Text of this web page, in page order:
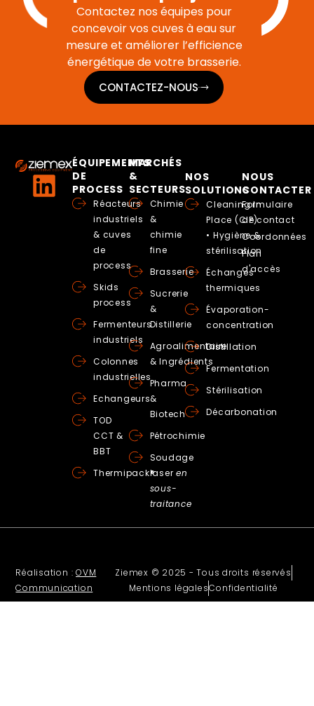
Contactez nos équipes pour
concevoir vos cuves à eau sur
mesure et améliorer l’efficience
énergétique de votre brasserie.
CONTACTEZ-NOUS
ÉQUIPEMENTS
DE
PROCESS
Réacteurs
industriels
& cuves
de
process
Skids
process
Fermenteurs
industriels
Colonnes
industrielles
Echangeurs
TOD
CCT &
BBT
Thermipack®
MARCHÉS
&
SECTEURS
Chimie
&
chimie
fine
Brasserie
Sucrerie
&
Distillerie
Agroalimentaire
& Ingrédients
Pharma
&
Biotech
Pétrochimie
Soudage
laseren
sous-
traitance
NOS
SOLUTIONS
Cleaning In
Place (CIP)
• Hygiène &
stérilisation
Échanges
thermiques
Évaporation-
concentration
Distillation
Fermentation
Stérilisation
Décarbonation
NOUS
CONTACTER
Formulaire
de contact
Coordonnées
Plan
d'accès
Réalisation :OVM
Communication
Ziemex © 2025 - Tous droits réservés
Mentions légalesConfidentialité